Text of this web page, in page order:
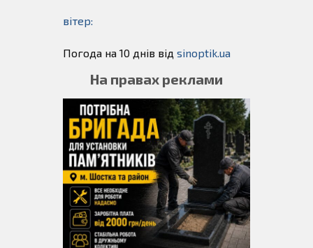
вітер:
Погода на 10 днів від sinoptik.ua
На правах реклами